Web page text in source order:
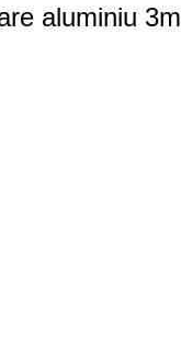
aluminiu 3m